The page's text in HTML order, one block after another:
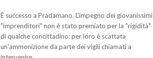
È successo a Pradamano. L'impegno dei giovanissimi
"imprenditori" non è stato premiato per la "rigidità"
di qualche concittadino: per loro è scattata
un'ammonizione da parte dei vigili chiamati a